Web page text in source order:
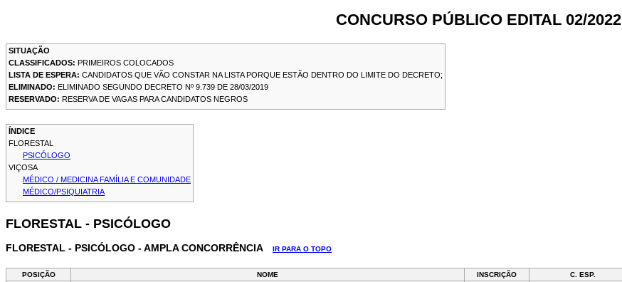
CONCURSO PÚBLICO EDITAL 02/2022
SITUAÇÃO
CLASSIFICADOS: PRIMEIROS COLOCADOS
LISTA DE ESPERA: CANDIDATOS QUE VÃO CONSTAR NA LISTA PORQUE ESTÃO DENTRO DO LIMITE DO DECRETO;
ELIMINADO: ELIMINADO SEGUNDO DECRETO Nº 9.739 DE 28/03/2019
RESERVADO: RESERVA DE VAGAS PARA CANDIDATOS NEGROS
ÍNDICE
FLORESTAL
PSICÓLOGO
VIÇOSA
MÉDICO / MEDICINA FAMÍLIA E COMUNIDADE
MÉDICO/PSIQUIATRIA
FLORESTAL - PSICÓLOGO
FLORESTAL - PSICÓLOGO - AMPLA CONCORRÊNCIA IR PARA O TOPO
POSIÇÃO NOME INSCRIÇÃO C. ESP.